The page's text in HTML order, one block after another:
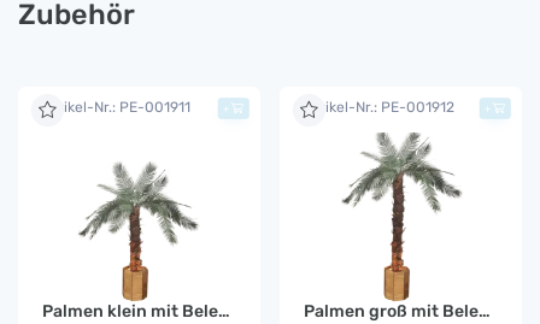
Zubehör
Artikel-Nr.: PE-001911
Palmen klein mit Beleuchtung
+ Artikel-Nr.: PE-001912
Palmen groß mit Beleuchtung
+